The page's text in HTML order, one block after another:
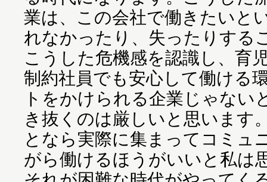
業は、この会社で働きたいと
れなかったり、失ったりする
こうした危機感を認識し、育
制約社員でも安心して働ける
トをかけられる企業じゃない
き抜くのは厳しいと思います
となら実際に集まってコミュ
がら働けるほうがいいと私は